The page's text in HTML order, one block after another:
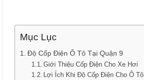
Mục Lục
Độ Cốp Điện Ô Tô Tại Quận 9
Giới Thiệu Cốp Điện Cho Xe Hơi
Lợi Ích Khi Độ Cốp Điện Cho Ô Tô